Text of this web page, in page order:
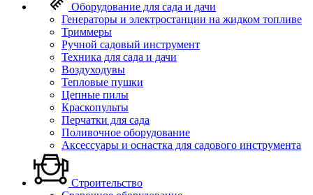
Оборудование для сада и дачи
Генераторы и электростанции на жидком топливе
Триммеры
Ручной садовый инструмент
Техника для сада и дачи
Воздуходувы
Тепловые пушки
Цепные пилы
Краскопульты
Перчатки для сада
Поливочное оборудование
Аксессуары и оснастка для садового инструмента
Строительство